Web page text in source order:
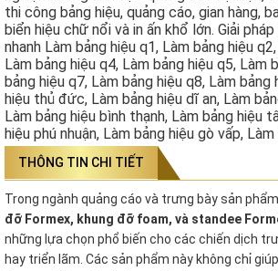
thi công bảng hiệu, quảng cáo, gian hàng,
biển hiệu chữ nổi và in ấn khổ lớn. Giải
nhanh Làm bảng hiệu q1, Làm bảng hiệu
Làm bảng hiệu q4, Làm bảng hiệu q5, Làm
bảng hiệu q7, Làm bảng hiệu q8, Làm bảng
hiệu thủ đức, Làm bảng hiệu dĩ an, Làm
Làm bảng hiệu bình thạnh, Làm bảng hiệu
hiệu phú nhuận, Làm bảng hiệu gò vấp,
THÔNG TIN CHI TIẾT
Trong ngành quảng cáo và trưng bày sản
đỡ Formex, khung đỡ foam, và standee
những lựa chọn phổ biến cho các chiến dịch
hay triển lãm. Các sản phẩm này không chỉ